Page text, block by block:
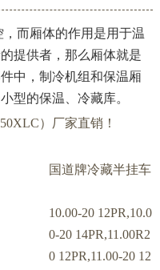
而厢体的作用是用于温
提供者，那么厢体就是
中，制冷机组和保温厢
型的保温、冷藏库。
国道牌冷藏半挂车
10.00-20 12PR,10.0
0-20 14PR,11.00R2
0 12PR,11.00-20 12